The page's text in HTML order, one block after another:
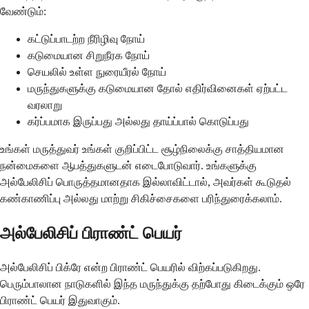
வேண்டும்:
கட்டுப்பாடற்ற நீரிழிவு நோய்
கடுமையான சிறுநீரக நோய்
செயலில் உள்ள நுரையீரல் நோய்
மருந்துகளுக்கு கடுமையான தோல் எதிர்வினைகள் ஏற்பட்ட
வரலாறு
கர்ப்பமாக இருப்பது அல்லது தாய்ப்பால் கொடுப்பது
உங்கள் மருத்துவர் உங்கள் குறிப்பிட்ட சூழ்நிலைக்கு சாத்தியமான
நன்மைகளை ஆபத்துகளுடன் எடைபோடுவார். உங்களுக்கு
அல்பேலிசிப் பொருத்தமானதாக இல்லாவிட்டால், அவர்கள் கூடுதல்
கண்காணிப்பு அல்லது மாற்று சிகிச்சைகளை பரிந்துரைக்கலாம்.
அல்பேலிசிப் பிராண்ட் பெயர்
அல்பேலிசிப் பிக்ரே என்ற பிராண்ட் பெயரில் விற்கப்படுகிறது.
பெரும்பாலான நாடுகளில் இந்த மருந்துக்கு தற்போது கிடைக்கும் ஒரே
பிராண்ட் பெயர் இதுவாகும்.